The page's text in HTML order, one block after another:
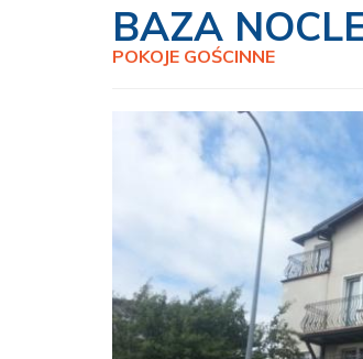
BAZA
POKOJE GOŚCINNE